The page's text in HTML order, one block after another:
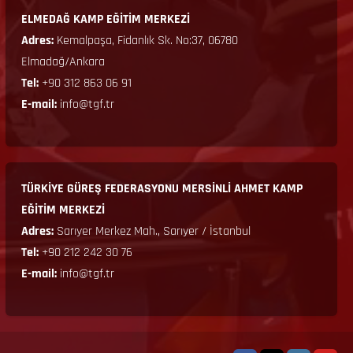
ELMEDAĞ KAMP EĞİTİM MERKEZİ
Adres: Kemalpaşa, Fidanlık Sk. No:37, 06780
Elmadağ/Ankara
Tel: +90 312 863 06 91
E-mail: info@tgf.tr
TÜRKİYE GÜREŞ FEDERASYONU MERSİNLİ AHMET KAMP
EĞİTİM MERKEZİ
Adres: Sarıyer Merkez Mah., Sarıyer / İstanbul
Tel:+90 212 242 30 76
E-mail: info@tgf.tr